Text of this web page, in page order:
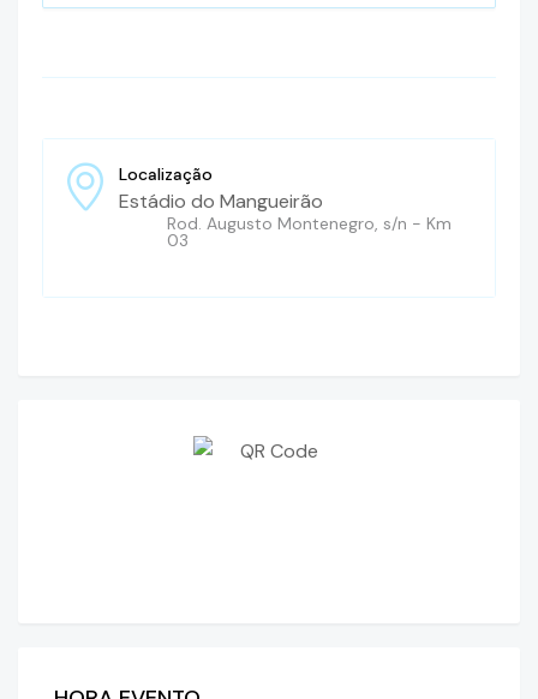
Localização
Estádio do Mangueirão
Rod. Augusto Montenegro, s/n - Km
03